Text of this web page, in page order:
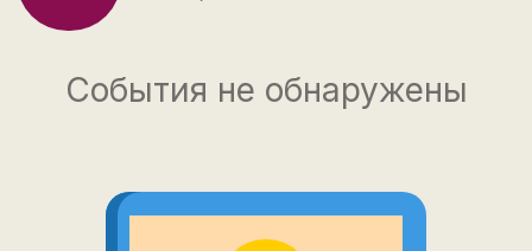
События не обнаружены